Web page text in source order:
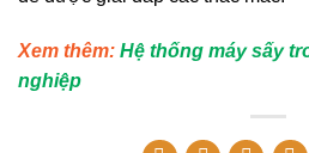
Xem thêm: Hệ thống máy sấy
nghiệp